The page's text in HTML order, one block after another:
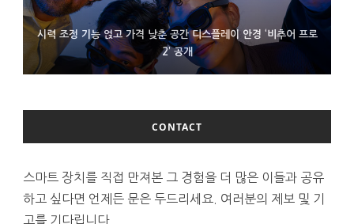
시력 조정 기능 얹고 가격 낮춘 공간 디스플레이 안경 ‘비추어 프로
2’ 공개
D램 부족에 10억달러어치 아이폰18 프로세서 패키징 대기 중
300~400달러 반지형 스피커 준비하는 오픈AI
CONTACT
스마트 장치를 직접 만져본 그 경험을 더 많은 이들과 공유
하고 싶다면 언제든 문은 두드리세요. 여러분의 제보 및 기
고를 기다립니다.